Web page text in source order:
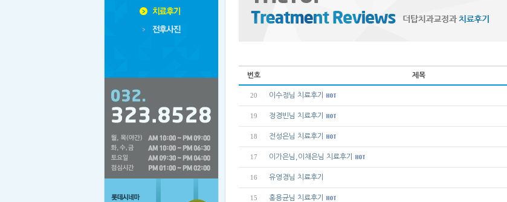
번호 제목
20 이수정님 치료후기
19 정경빈님 치료후기
18 전성은님 치료후기
17 이가은님,이채은님 치료후기
16 유영경님 치료후기
15 홍용균님 치료후기